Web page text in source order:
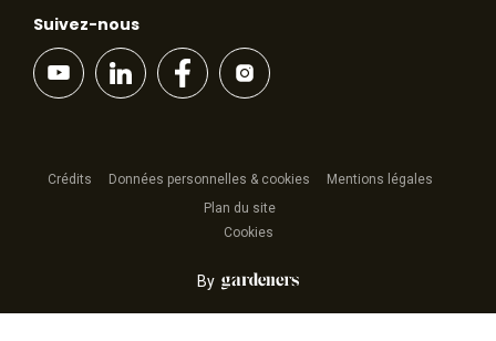
Suivez-nous
Crédits Données personnelles & cookies
Mentions légales
Plan du site
Cookies
By